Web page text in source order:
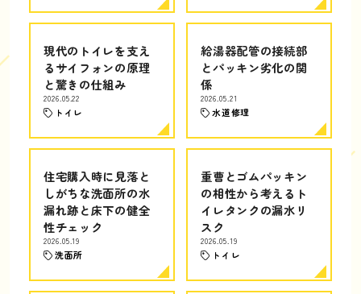
現代のトイレを支え
るサイフォンの原理
と驚きの仕組み
2026.05.22
トイレ
給湯器配管の接続部
とパッキン劣化の関
係
2026.05.21
水道修理
住宅購入時に見落と
しがちな洗面所の水
漏れ跡と床下の健全
性チェック
2026.05.19
洗面所
重曹とゴムパッキン
の相性から考えるト
イレタンクの漏水リ
スク
2026.05.19
トイレ